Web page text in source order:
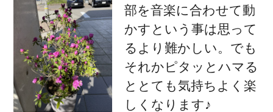
部を音楽に合わせて動
かすという事は思って
るより難かしい。でも
それかピタッとハマる
ととても気持ちよく楽
しくなります♪